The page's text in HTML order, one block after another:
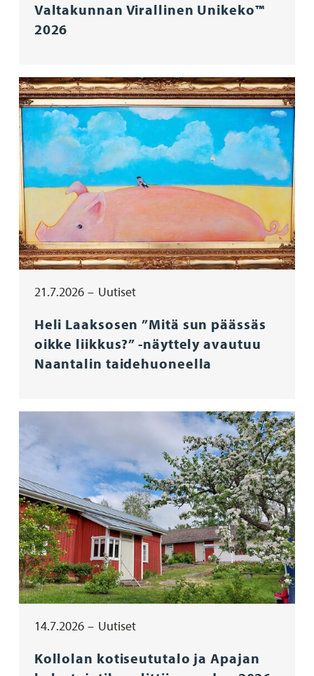
Valtakunnan Virallinen Unikeko™
2026
Heli Laaksosen ”Mitä sun päässäs
oikke liikkus?” -näyttely avautuu
Naantalin taidehuoneella
21.7.2026 Uutiset
Kollolan kotiseututalo ja Apajan
14.7.2026 Uutiset